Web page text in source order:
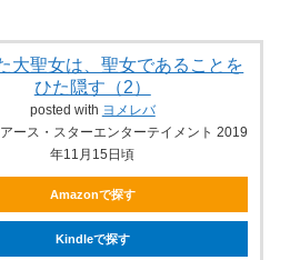
大聖女は、聖女であることを
ひた隠す（2）
posted with ヨメレバ
ース・スターエンターテイメント 2019
年11月15日頃
Amazonで探す
Kindleで探す